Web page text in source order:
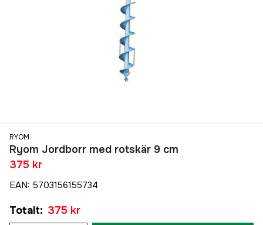
RYOM
Ryom Jordborr med rotskär 9 cm
375 kr
EAN: 5703156155734
Totalt: 375 kr